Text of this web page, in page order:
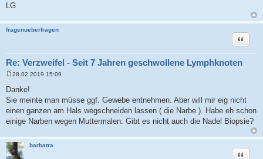
LG
fragenueberfragen
Re: Verzweifel - Seit 7 Jahren geschwollene Lymphknoten
Zitat
i
t
a
g
28.02.2019 15:09
Danke!
Sie meinte man müsse ggf. Gewebe entnehmen. Aber will mir eig nicht
einen ganzen am Hals wegschneiden lassen ( die Narbe ). Habe eh schon
einige Narben wegen Muttermalen. Gibt es nicht auch die Nadel Biopsie?
barbatra
Zitat